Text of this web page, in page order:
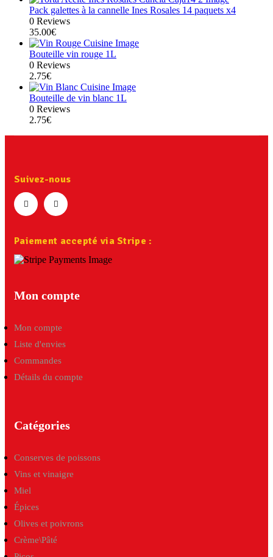
Pack galettes à la cannelle Ines Rosales 14 paquets x4
0 Reviews
35.00€
Bouteille vin rouge 1L
0 Reviews
2.75€
Bouteille de vin blanc 1L
0 Reviews
2.75€
Mon compte
Mon compte
Liste d'envies
Commandes
Détails du compte
Catégories
Conserves de poissons
Vins et vinaigre
Miel
Épices
Olives et poivrons
Crème\Pâté
Suivez-nous
Paiement accepté via Stripe :